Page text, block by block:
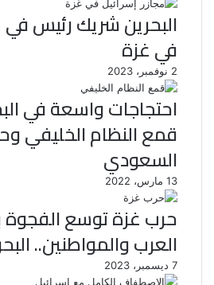
البحرين شريك رئيس في
في غزة
2 نوفمبر، 2023
احتجاجات واسعة في
قمع النظام الخليفي
السعودي
13 مارس، 2022
حرب غزة توسع الفجوة
العرب والمواطنين..
7 ديسمبر، 2023